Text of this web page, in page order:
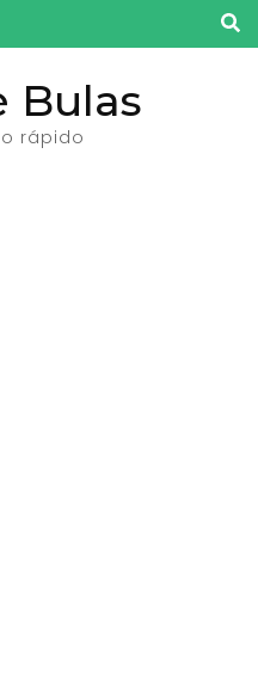
Bulas
rápido